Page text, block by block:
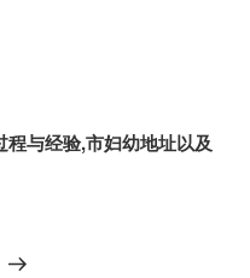
与经验,市妇幼地址以及